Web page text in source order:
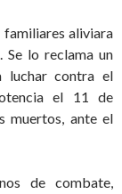
familiares aliviara
Se lo reclama un
luchar contra el
el 11 de
muertos, ante el
de combate,